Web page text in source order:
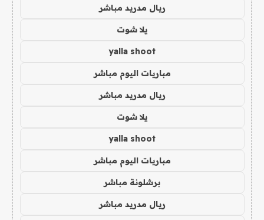
ريال مدريد مباشر
يلا شوت
yalla shoot
مباريات اليوم مباشر
ريال مدريد مباشر
يلا شوت
yalla shoot
مباريات اليوم مباشر
برشلونة مباشر
ريال مدريد مباشر